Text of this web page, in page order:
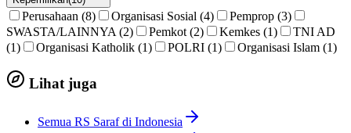
Perusahaan (8) Organisasi Sosial (4)
Pemprop (3)
SWASTA/LAINNYA (2)
Pemkot (2) Kemkes (1)
TNI AD
(1)
Organisasi Katholik (1) POLRI (1) Organisasi Islam (1)
Lihat juga
Semua RS Saraf di Indonesia